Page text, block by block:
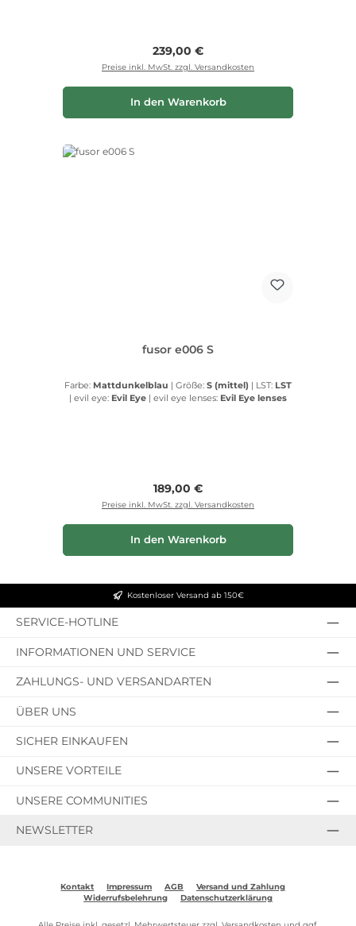
Regulärer Preis:
239,00 €
Preise inkl. MwSt. zzgl. Versandkosten
In den Warenkorb
fusor e006 S
Farbe: Mattdunkelblau | Größe: S (mittel) | LST: LST
| evil eye: Evil Eye | evil eye lenses: Evil Eye lenses
Regulärer Preis:
189,00 €
Preise inkl. MwSt. zzgl. Versandkosten
In den Warenkorb
Kostenloser Versand ab 150€
SERVICE-HOTLINE
INFORMATIONEN UND SERVICE
ZAHLUNGS- UND VERSANDARTEN
ÜBER UNS
SICHER EINKAUFEN
UNSERE VORTEILE
UNSERE COMMUNITIES
NEWSLETTER
Kontakt Impressum AGB
Versand und Zahlung
Widerrufsbelehrung
Datenschutzerklärung